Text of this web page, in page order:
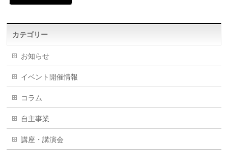
カテゴリー
お知らせ
イベント開催情報
コラム
自主事業
講座・講演会